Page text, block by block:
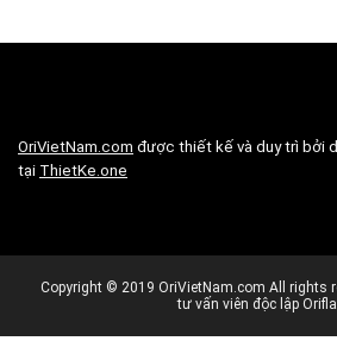
OriVietNam.com được thiết kế và duy trì bởi
tại ThietKe.one
Copyright © 2019 OriVietNam.com All rights
tư vấn viên độc lập